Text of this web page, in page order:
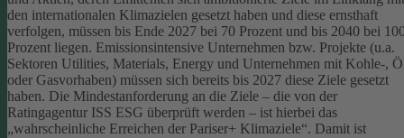
den internationalen Klimazielen gesetzt haben und diese ernsthaft
verfolgen, müssen bis Ende 2027 bei 70 Prozent und bis 2040 bei
Prozent liegen. Emissionsintensive Unternehmen bzw. Projekte (u.a.
Sektoren Utilities, Materials, Energy und Unternehmen mit Kohle-,
oder Gasvorhaben) müssen sich bereits bis 2027 diese Ziele gesetzt
haben. Die Mindestanforderung an die Ziele – die von der
Ratingagentur ISS ESG überprüft werden – ist hierbei das
„wahrscheinliche Erreichen der Pariser+ Klimaziele“. Damit ist